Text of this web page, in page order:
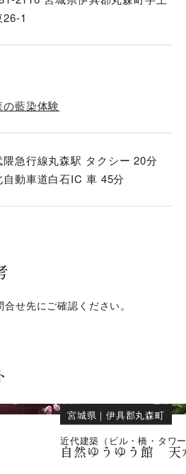
26-1
の藍染体験
隈急行線丸森駅 タクシー 20分
自動車道白石IC 車 45分
せ先にご確認ください。
宮城県 ｜伊具郡丸森町
近代建築（ビル・橋・タワ
自然ゆうゆう館 天